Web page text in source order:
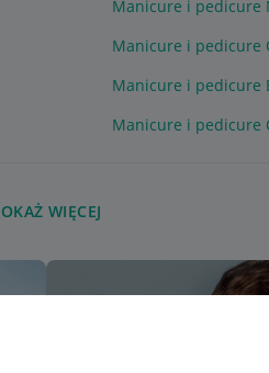
Manicure i pedicure
Manicure i pedicure
Manicure i pedicure
Manicure i pedicure
WIĘCEJ